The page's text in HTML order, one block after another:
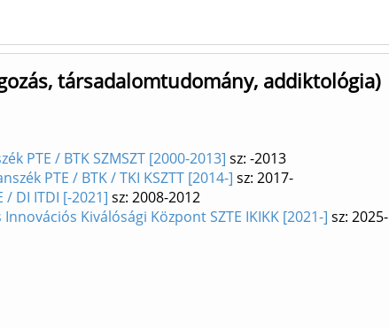
társadalomtudomány, addiktológia)
PTE / BTK SZMSZT [2000-2013] sz: -2013
PTE / BTK / TKI KSZTT [2014-] sz: 2017-
DI ITDI [-2021] sz: 2008-2012
Kiválósági Központ SZTE IKIKK [2021-] sz: 2025-